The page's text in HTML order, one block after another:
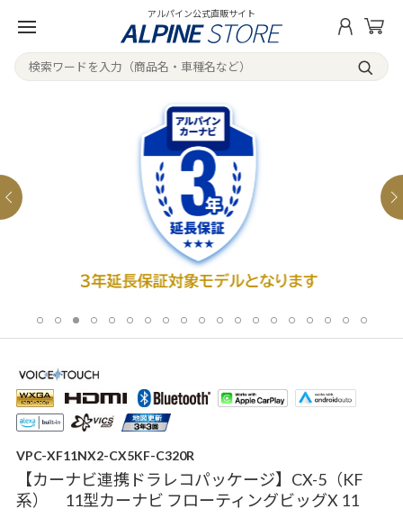
アルパイン公式直販サイト
VPC-XF11NX2-CX5KF-C320R
【カーナビ連携ドラレコパッケージ】CX-5（KF
系） 11型カーナビ フローティングビッグX 11